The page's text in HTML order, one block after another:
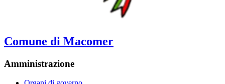
Comune di Macomer
Amministrazione